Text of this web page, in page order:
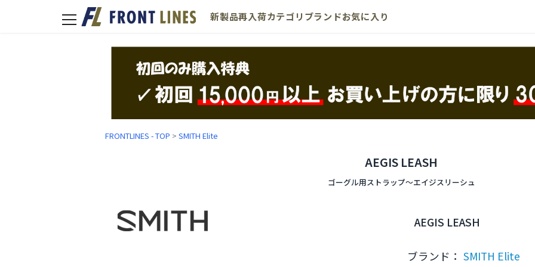
toggle
新製品再入荷カテゴリ ブランドお気に入り
FRONTLINES - TOP > SMITH Elite
AEGIS LEASH
ゴーグル用ストラップ〜エイジスリーシュ
AEGIS LEASH
ブランド： SMITH Elite